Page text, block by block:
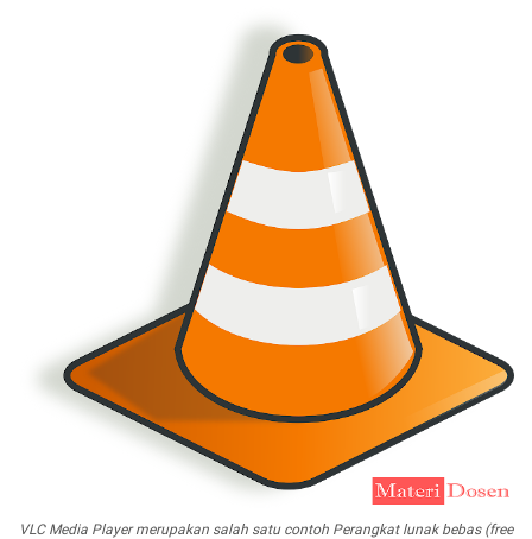
VLC Media Player merupakan salah satu contoh Perangkat lunak bebas (free